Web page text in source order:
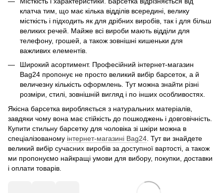
клатча тим, що має кілька відділів всередині, велику
місткість і підходить як для дрібних виробів, так і для більш
великих речей. Майже всі вироби мають відділи для
телефону, грошей, а також зовнішні кишеньки для
важливих елементів.
Широкий асортимент. Професійний інтернет-магазин
Bag24 пропонує не просто великий вибір барсеток, а й
величезну кількість оформлень. Тут можна знайти різні
розміри, стилі, зовнішній вигляд і по інших особливостях.
Якісна барсетка виробляється з натуральних матеріалів,
завдяки чому вона має стійкість до пошкоджень і довговічність.
Купити стильну барсетку для чоловіка зі шкіри можна в
спеціалізованому інтернет-магазині Bag24 . Тут ви знайдете
великий вибір сучасних виробів за доступної вартості, а також
ми пропонуємо найкращі умови для вибору, покупки, доставки
і оплати товарів.